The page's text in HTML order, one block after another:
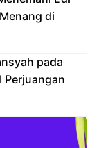
di
pada
Perjuangan